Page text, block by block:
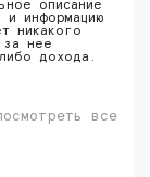
описание
и информацию
никакого
за нее
дохода.
все